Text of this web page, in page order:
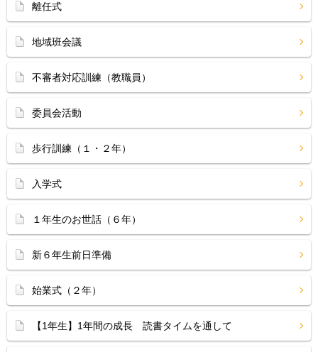
離任式
地域班会議
不審者対応訓練（教職員）
委員会活動
歩行訓練（１・２年）
入学式
１年生のお世話（６年）
新６年生前日準備
始業式（２年）
【1年生】1年間の成長 読書タイムを通して